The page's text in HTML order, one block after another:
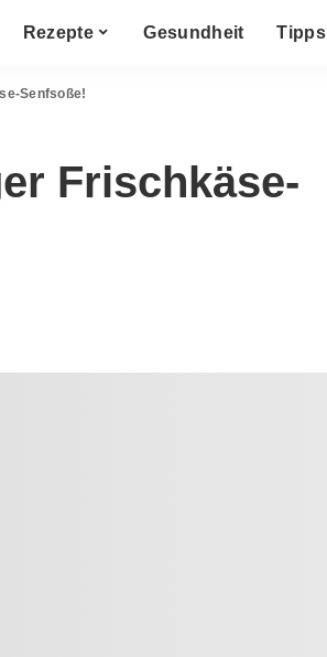
Rezepte Gesundheit Tipps
Senfsoße!
Frischkäse-